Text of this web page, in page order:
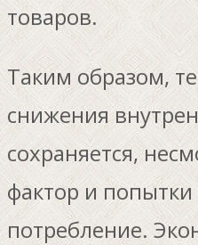
товаров.
Таким образом,
снижения
сохраняется,
фактор и
потребление.